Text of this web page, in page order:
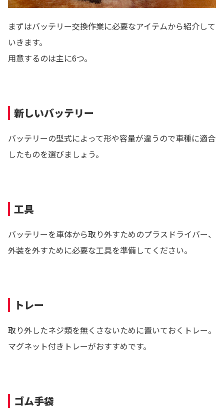
まずはバッテリー交換作業に必要なアイテムから紹介して
いきます。
用意するのは主に6つ。
新しいバッテリー
バッテリーの型式によって形や容量が違うので車種に適合
したものを選びましょう。
工具
バッテリーを車体から取り外すためのプラスドライバー、
外装を外すために必要な工具を準備してください。
トレー
取り外したネジ類を無くさないために置いておくトレー。
マグネット付きトレーがおすすめです。
ゴム手袋